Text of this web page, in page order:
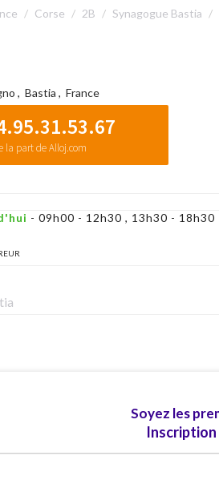
Corse 2B Synagogue Bastia
, Bastia , France
la part de Alloj.com
- 09h00 - 12h30 , 13h30 - 18h30
Soyez les